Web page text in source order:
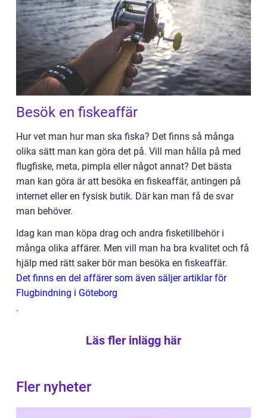
Besök en fiskeaffär
Hur vet man hur man ska fiska? Det finns så många
olika sätt man kan göra det på. Vill man hålla på med
flugfiske, meta, pimpla eller något annat? Det bästa
man kan göra är att besöka en fiskeaffär, antingen på
internet eller en fysisk butik. Där kan man få de svar
man behöver.
Idag kan man köpa drag och andra fisketillbehör i
många olika affärer. Men vill man ha bra kvalitet och få
hjälp med rätt saker bör man besöka en fiskeaffär.
Det finns en del affärer som även säljer artiklar för
Flugbindning i Göteborg
.
Läs fler inlägg här
Fler nyheter